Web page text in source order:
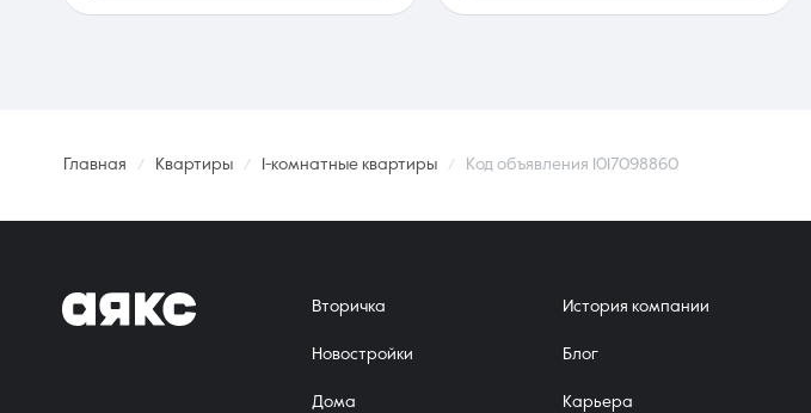
Главная Квартиры 1-комнатные квартиры Код объявления 1017098860
Вторичка
Новостройки
Дома
История компании
Блог
Карьера